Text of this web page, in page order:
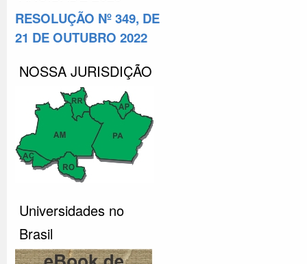
RESOLUÇÃO Nº 349, DE
21 DE OUTUBRO 2022
NOSSA JURISDIÇÃO
Universidades no
Brasil